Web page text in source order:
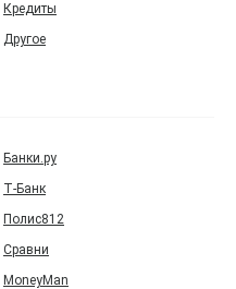
Кредиты
Другое
Банки.ру
Т‑Банк
Полис812
Сравни
MoneyMan